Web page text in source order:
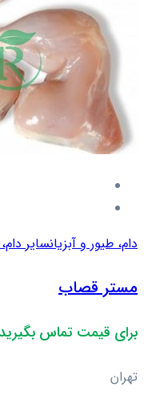
دام، طیور و آبزیانسایر
مستر قصاب
برای قیمت تماس
تهران